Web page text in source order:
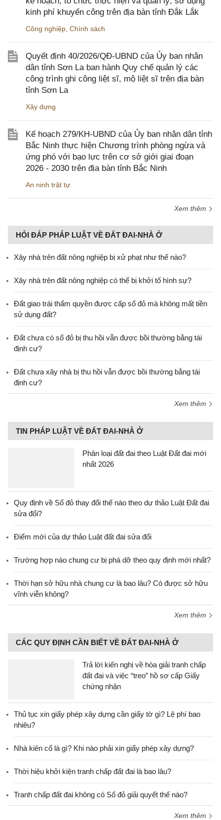
kinh phí khuyến công trên địa bàn tỉnh Đắk Lắk
Công nghiệp Chính sách
Quyết định 40/2026/QĐ-UBND của Ủy ban nhân
dân tỉnh Sơn La ban hành Quy chế quản lý các
công trình ghi công liệt sĩ, mộ liệt sĩ trên địa bàn
tỉnh Sơn La
Xây dựng
Kế hoạch 279/KH-UBND của Ủy ban nhân dân tỉnh
Bắc Ninh thực hiện Chương trình phòng ngừa và
ứng phó với bạo lực trên cơ sở giới giai đoạn
2026 - 2030 trên địa bàn tỉnh Bắc Ninh
An ninh trật tự
Xem thêm
HỎI ĐÁP PHÁP LUẬT VỀ ĐẤT ĐAI-NHÀ Ở
Xây nhà trên đất nông nghiệp bị xử phạt như thế nào?
Xây nhà trên đất nông nghiệp có thể bị khởi tố hình sự?
Đất giao trái thẩm quyền được cấp sổ đỏ mà không mất tiền
sử dụng đất?
Đất chưa có sổ đỏ bị thu hồi vẫn được bồi thường bằng tái
định cư?
Đất chưa xây nhà bị thu hồi vẫn được bồi thường bằng tái
định cư?
Xem thêm
TIN PHÁP LUẬT VỀ ĐẤT ĐAI-NHÀ Ở
Phân loại đất đai theo Luật Đất đai mới
nhất 2026
Quy định về Sổ đỏ thay đổi thế nào theo dự thảo Luật Đất đai
sửa đổi?
Điểm mới của dự thảo Luật đất đai sửa đổi
Trường hợp nào chung cư bị phá dỡ theo quy định mới nhất?
Thời hạn sở hữu nhà chung cư là bao lâu? Có được sở hữu
vĩnh viễn không?
Xem thêm
CÁC QUY ĐỊNH CẦN BIẾT VỀ ĐẤT ĐAI-NHÀ Ở
Trả lời kiến nghị về hòa giải tranh chấp
đất đai và việc “treo” hồ sơ cấp Giấy
chứng nhận
Thủ tục xin giấy phép xây dựng cần giấy tờ gì? Lệ phí bao
nhiêu?
Nhà kiên cố là gì? Khi nào phải xin giấy phép xây dựng?
Thời hiệu khởi kiện tranh chấp đất đai là bao lâu?
Tranh chấp đất đai không có Sổ đỏ giải quyết thế nào?
Xem thêm